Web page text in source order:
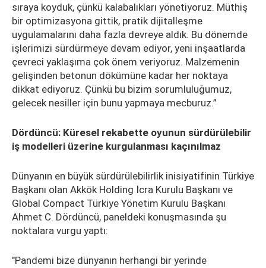
sıraya koyduk, çünkü kalabalıkları yönetiyoruz. Müthiş
bir optimizasyona gittik, pratik dijitalleşme
uygulamalarını daha fazla devreye aldık. Bu dönemde
işlerimizi sürdürmeye devam ediyor, yeni inşaatlarda
çevreci yaklaşıma çok önem veriyoruz. Malzemenin
gelişinden betonun dökümüne kadar her noktaya
dikkat ediyoruz. Çünkü bu bizim sorumluluğumuz,
gelecek nesiller için bunu yapmaya mecburuz.”
Dördüncü: Küresel rekabette oyunun sürdürülebilir
iş modelleri üzerine kurgulanması kaçınılmaz
Dünyanın en büyük sürdürülebilirlik inisiyatifinin Türkiye
Başkanı olan Akkök Holding İcra Kurulu Başkanı ve
Global Compact Türkiye Yönetim Kurulu Başkanı
Ahmet C. Dördüncü, paneldeki konuşmasında şu
noktalara vurgu yaptı:
"Pandemi bize dünyanın herhangi bir yerinde